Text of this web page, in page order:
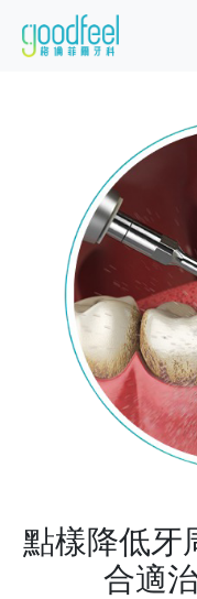
點樣降低牙
合適